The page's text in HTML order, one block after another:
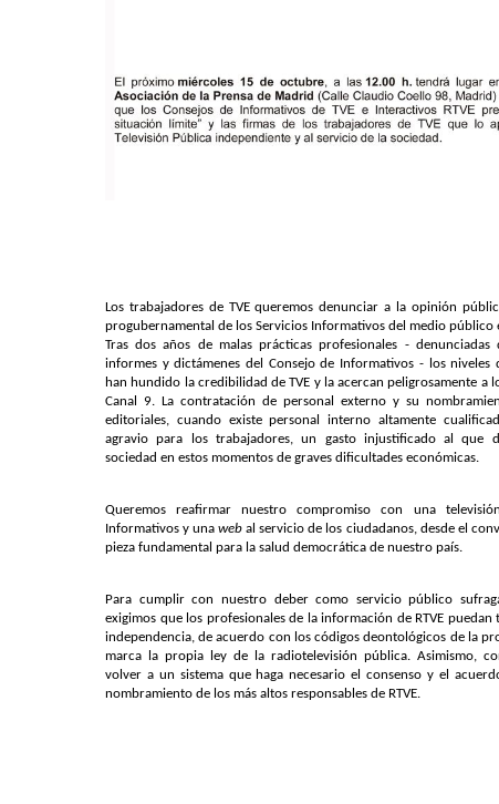
Los trabajadores de TVE queremos denunciar a la opinión
progubernamental de los Servicios Informativos del medio público
Tras dos años de malas prácticas profesionales -
informes y dictámenes del Consejo de Informativos - los niveles
han hundido la credibilidad de TVE y la acercan peligrosamente a
Canal 9.
La contratación de personal externo y su
editoriales, cuando existe personal interno altamente
agravio para los trabajadores, un gasto injustificado al que
sociedad en estos momentos de graves dificultades económicas.
Queremos reafirmar nuestro compromiso con una
Informativos y unaweb al servicio de los ciudadanos, desde el
pieza fundamental para la salud democrática de nuestro país.
Para cumplir con nuestro deber como servicio público
exigimos que los profesionales de la información de RTVE
independencia, de acuerdo con los códigos deontológicos de la
marca la propia ley de la radiotelevisión pública. Asimismo,
volver a un sistema que haga necesario el consenso y el
nombramiento de los más altos responsables de RTVE.